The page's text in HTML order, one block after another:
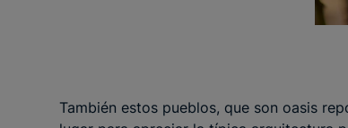
También estos pueblos, que son oasis